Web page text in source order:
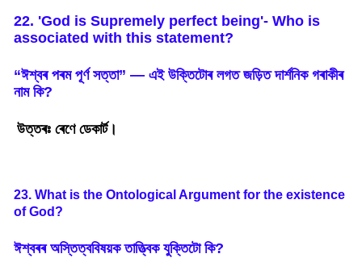
22. 'God is Supremely perfect being'- Who is
associated with this statement?
“ঈশ্বৰ পৰম পূর্ণ সত্তা” — এই উক্তিটোৰ লগত জড়িত দার্শনিক গৰাকীৰ
নাম কি?
উত্তৰঃ ৰেণে ডেকাৰ্ট।
23. What is the Ontological Argument for the existence
of God?
ঈশ্বৰৰ অস্তিত্ববিষয়ক তাত্ত্বিক যুক্তিটো কি?